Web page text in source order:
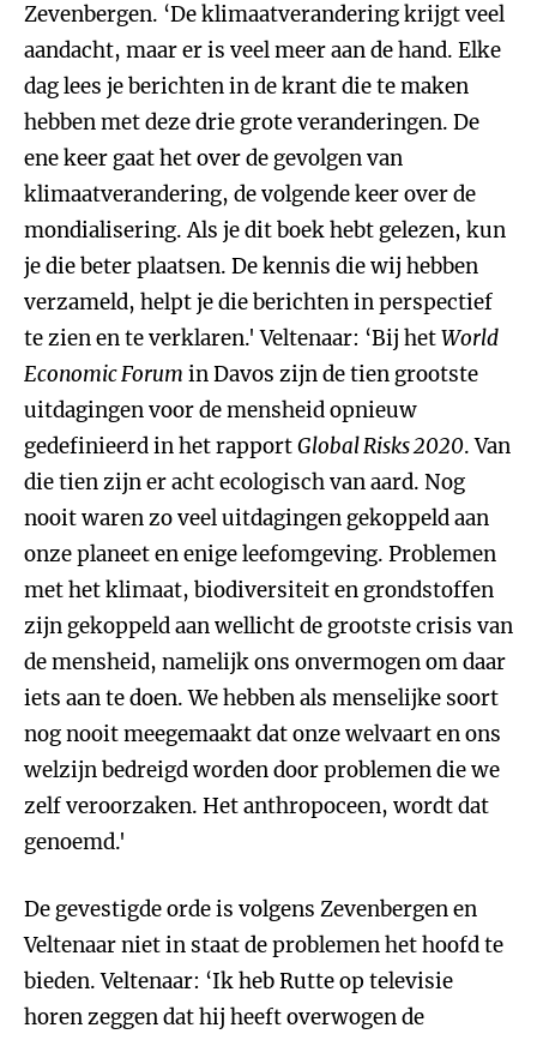
Zevenbergen. ‘De klimaatverandering krijgt veel
aandacht, maar er is veel meer aan de hand. Elke
dag lees je berichten in de krant die te maken
hebben met deze drie grote veranderingen. De
ene keer gaat het over de gevolgen van
klimaatverandering, de volgende keer over de
mondialisering. Als je dit boek hebt gelezen, kun
je die beter plaatsen. De kennis die wij hebben
verzameld, helpt je die berichten in perspectief
te zien en te verklaren.' Veltenaar: ‘Bij hetWorld
Economic Forum in Davos zijn de tien grootste
uitdagingen voor de mensheid opnieuw
gedefinieerd in het rapportGlobal Risks 2020. Van
die tien zijn er acht ecologisch van aard. Nog
nooit waren zo veel uitdagingen gekoppeld aan
onze planeet en enige leefomgeving. Problemen
met het klimaat, biodiversiteit en grondstoffen
zijn gekoppeld aan wellicht de grootste crisis van
de mensheid, namelijk ons onvermogen om daar
iets aan te doen. We hebben als menselijke soort
nog nooit meegemaakt dat onze welvaart en ons
welzijn bedreigd worden door problemen die we
zelf veroorzaken. Het anthropoceen, wordt dat
genoemd.'
De gevestigde orde is volgens Zevenbergen en
Veltenaar niet in staat de problemen het hoofd te
bieden. Veltenaar: ‘Ik heb Rutte op televisie
horen zeggen dat hij heeft overwogen de